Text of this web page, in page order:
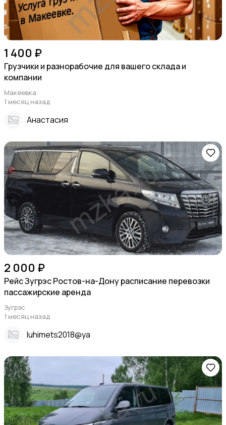
1 400 ₽
Грузчики и разнорабочие для вашего склада и
компании
Макеевка
1 месяц назад
Анастасия
2 000 ₽
Рейс Зугрэс Ростов-на-Дону расписание перевозки
пассажирские аренда
Зугрэс
1 месяц назад
Iuhimets2018@ya